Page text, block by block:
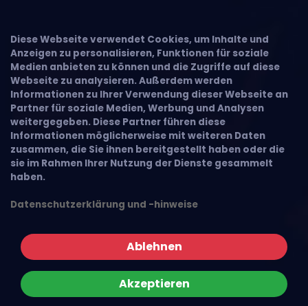
Diese Webseite verwendet Cookies, um Inhalte und
Anzeigen zu personalisieren, Funktionen für soziale
Medien anbieten zu können und die Zugriffe auf diese
Webseite zu analysieren. Außerdem werden
Informationen zu Ihrer Verwendung dieser Webseite an
Partner für soziale Medien, Werbung und Analysen
weitergegeben. Diese Partner führen diese
Informationen möglicherweise mit weiteren Daten
zusammen, die Sie ihnen bereitgestellt haben oder die
sie im Rahmen Ihrer Nutzung der Dienste gesammelt
haben.
Datenschutzerklärung und -hinweise
Ablehnen
Akzeptieren